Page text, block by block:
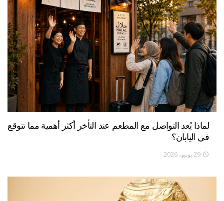
لماذا يُعد التواصل مع المطعم عند التأخر أكثر أهمية مما تتوقع
في اليابان؟
29 يونيو، 2026